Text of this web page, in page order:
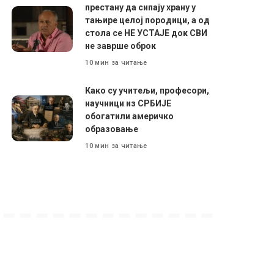
престану да сипају храну у
тањире целој породици, а од
стола се НЕ УСТАЈЕ док СВИ
не заврше оброк
10 мин за читање
Како су учитељи, професори,
научници из СРБИЈЕ
обогатили америчко
образовање
10 мин за читање